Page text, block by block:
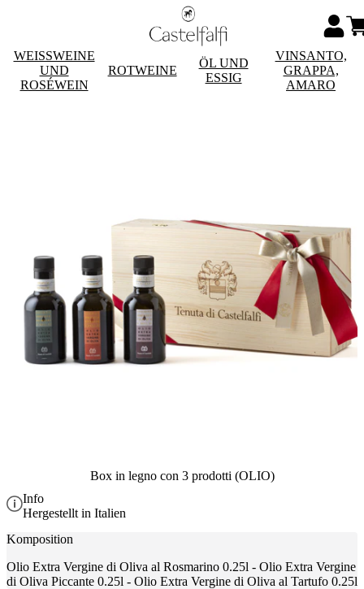
WEISSWEINE
UND
ROSÉWEIN
ROTWEINE
ÖL UND
ESSIG
VINSANTO,
GRAPPA,
AMARO
Box in legno con 3 prodotti (OLIO)
Info
Hergestellt in Italien
Komposition
Olio Extra Vergine di Oliva al Rosmarino 0.25l - Olio Extra Vergine
di Oliva Piccante 0.25l - Olio Extra Vergine di Oliva al Tartufo 0.25l